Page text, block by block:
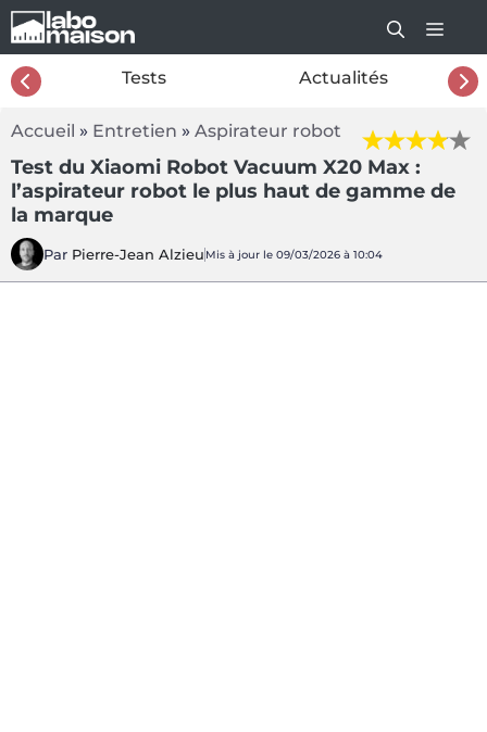
Aller
au
contenu
Tests Actualités
Accueil » Entretien » Aspirateur robot
Test du Xiaomi Robot Vacuum X20 Max :
l’aspirateur robot le plus haut de gamme de
la marque
Par Pierre-Jean Alzieu Mis à jour le 09/03/2026 à 10:04